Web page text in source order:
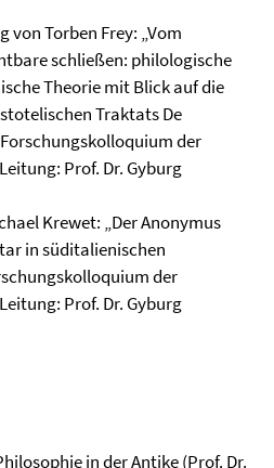
von Torben Frey: „Vom
schließen: philologische
Theorie mit Blick auf die
Traktats De
der
Prof. Dr. Gyburg
Krewet: „Der Anonymus
in süditalienischen
der
Prof. Dr. Gyburg
in der Antike (Prof. Dr.